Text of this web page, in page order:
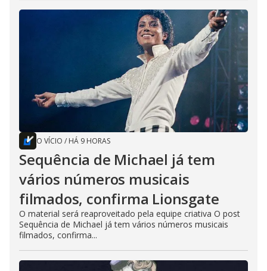
O VÍCIO / HÁ 9 HORAS
Sequência de Michael já tem
vários números musicais
filmados, confirma Lionsgate
O material será reaproveitado pela equipe criativa O post
Sequência de Michael já tem vários números musicais
filmados, confirma...